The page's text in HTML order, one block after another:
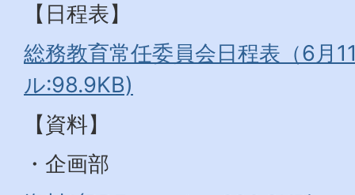
【日程表】
総務教育常任委員会日程表（6月
ル:98.9KB)
【資料】
・企画部